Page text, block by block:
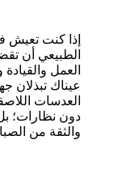
الطبيعي أن
العمل
عيناك تبذلان
العدسات
دون نظارات؛
والثقة من